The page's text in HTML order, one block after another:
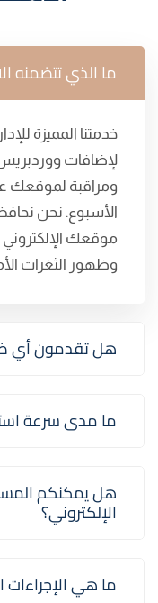
ما الذي تتضمنه
خدمتنا المميزة
لإضافات
ومراقبة لموقعك
الأسبوع. نحن
موقعك
وظهور الثغرات
هل تقدمون أي
ما مدى سرعة
هل يمكنكم
الإلكتروني؟
ما هي الإجراءات